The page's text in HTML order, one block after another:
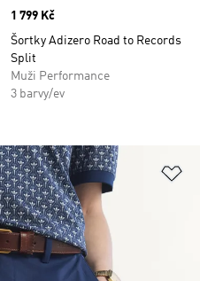
Price
1 799 Kč
Šortky Adizero Road to Records
Split
Muži Performance
3 barvy/ev